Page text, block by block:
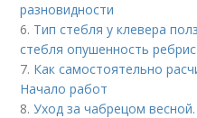
разновидности
6. Тип стебля у клевера
стебля опушенность
7. Как самостоятельно
Начало работ
8.Уход за чабрецом